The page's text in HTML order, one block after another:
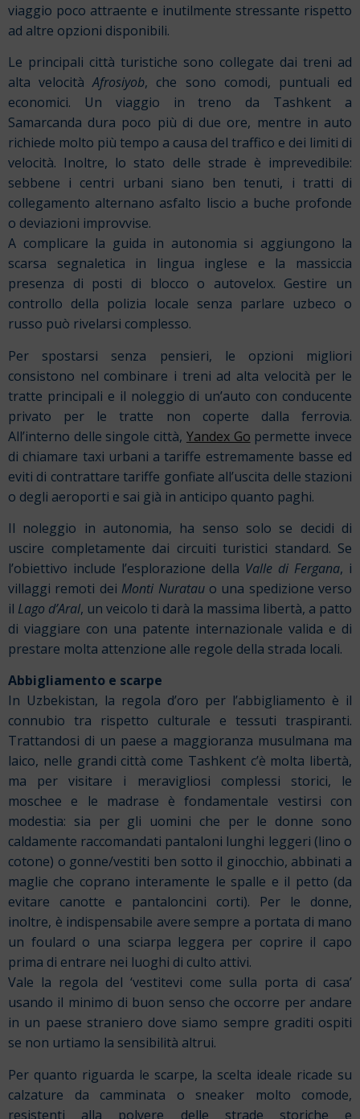
viaggio poco attraente e inutilmente stressante rispetto
ad altre opzioni disponibili.
Le principali città turistiche sono collegate dai treni ad
alta velocitàAfrosiyob, che sono comodi, puntuali ed
economici. Un viaggio in treno da Tashkent a
Samarcanda dura poco più di due ore, mentre in auto
richiede molto più tempo a causa del traffico e dei limiti di
velocità. Inoltre, lo stato delle strade è imprevedibile:
sebbene i centri urbani siano ben tenuti, i tratti di
collegamento alternano asfalto liscio a buche profonde
o deviazioni improvvise.
A complicare la guida in autonomia si aggiungono la
scarsa segnaletica in lingua inglese e la massiccia
presenza di posti di blocco o autovelox. Gestire un
controllo della polizia locale senza parlare uzbeco o
russo può rivelarsi complesso.
Per spostarsi senza pensieri, le opzioni migliori
consistono nel combinare i treni ad alta velocità per le
tratte principali e il noleggio di un’auto con conducente
privato per le tratte non coperte dalla ferrovia.
All’interno delle singole città, Yandex Go permette invece
di chiamare taxi urbani a tariffe estremamente basse ed
eviti di contrattare tariffe gonfiate all’uscita delle stazioni
o degli aeroporti e sai già in anticipo quanto paghi.
Il noleggio in autonomia, ha senso solo se decidi di
uscire completamente dai circuiti turistici standard. Se
l’obiettivo include l’esplorazione della Valle di Fergana, i
villaggi remoti dei Monti Nuratauo una spedizione verso
il Lago d’Aral, un veicolo ti darà la massima libertà, a patto
di viaggiare con una patente internazionale valida e di
prestare molta attenzione alle regole della strada locali.
Abbigliamento e scarpe
In Uzbekistan, la regola d’oro per l’abbigliamento è il
connubio tra rispetto culturale e tessuti traspiranti.
Trattandosi di un paese a maggioranza musulmana ma
laico, nelle grandi città come Tashkent c’è molta libertà,
ma per visitare i meravigliosi complessi storici, le
moschee e le madrase è fondamentale vestirsi con
modestia: sia per gli uomini che per le donne sono
caldamente raccomandati pantaloni lunghi leggeri (lino o
cotone) o gonne/vestiti ben sotto il ginocchio, abbinati a
maglie che coprano interamente le spalle e il petto (da
evitare canotte e pantaloncini corti). Per le donne,
inoltre, è indispensabile avere sempre a portata di mano
un foulard o una sciarpa leggera per coprire il capo
prima di entrare nei luoghi di culto attivi.
Vale la regola del ‘vestitevi come sulla porta di casa’
usando il minimo di buon senso che occorre per andare
in un paese straniero dove siamo sempre graditi ospiti
se non urtiamo la sensibilità altrui.
Per quanto riguarda le scarpe, la scelta ideale ricade su
calzature da camminata o sneaker molto comode,
resistenti alla polvere delle strade storiche e